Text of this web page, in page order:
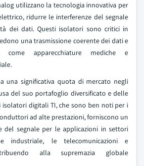
utilizzano la tecnologia innovativa per
ridurre le interferenze del segnale
dei dati. Questi isolatori sono critici in
una trasmissione coerente dei dati e
come apparecchiature mediche e
una significativa quota di mercato negli
del suo portafoglio diversificato e delle
isolatori digitali TI, che sono ben noti per i
ad alte prestazioni, forniscono un
del segnale per le applicazioni in settori
industriale, le telecomunicazioni e
alla supremazia globale